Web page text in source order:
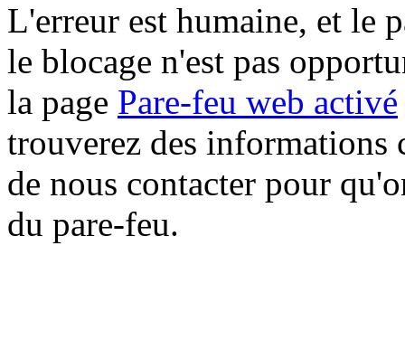
L'erreur est humaine, et le
le blocage n'est pas
la page Pare-feu web activé
trouverez des informations
de nous contacter pour
du pare-feu.